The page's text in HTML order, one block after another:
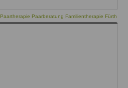
Paartherapie Paarberatung Familientherapie Fürth